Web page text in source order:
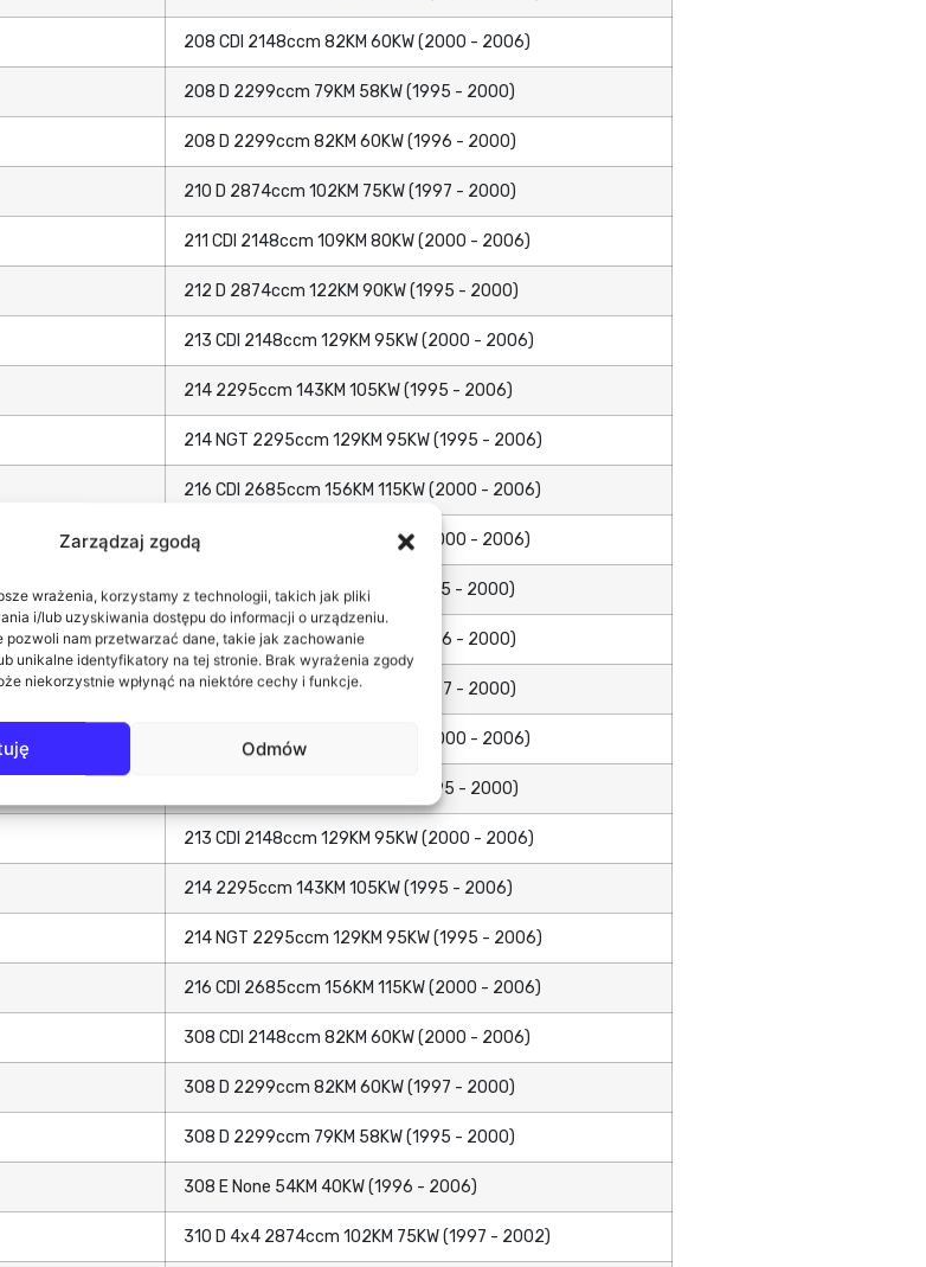
Zarządzaj zgodą
wrażenia, korzystamy z technologii, takich jak pliki
i/lub uzyskiwania dostępu do informacji o urządzeniu.
pozwoli nam przetwarzać dane, takie jak zachowanie
unikalne identyfikatory na tej stronie. Brak wyrażenia zgody
niekorzystnie wpłynąć na niektóre cechy i funkcje.
Odmów
208 CDI 2148ccm 82KM 60KW (2000 - 2006)
208 D 2299ccm 79KM 58KW (1995 - 2000)
208 D 2299ccm 82KM 60KW (1996 - 2000)
210 D 2874ccm 102KM 75KW (1997 - 2000)
211 CDI 2148ccm 109KM 80KW (2000 - 2006)
212 D 2874ccm 122KM 90KW (1995 - 2000)
213 CDI 2148ccm 129KM 95KW (2000 - 2006)
214 2295ccm 143KM 105KW (1995 - 2006)
214 NGT 2295ccm 129KM 95KW (1995 - 2006)
216 CDI 2685ccm 156KM 115KW (2000 - 2006)
208 CDI 2148ccm 82KM 60KW (2000 - 2006)
208 D 2299ccm 79KM 58KW (1995 - 2000)
208 D 2299ccm 82KM 60KW (1996 - 2000)
210 D 2874ccm 102KM 75KW (1997 - 2000)
211 CDI 2148ccm 109KM 80KW (2000 - 2006)
212 D 2874ccm 122KM 90KW (1995 - 2000)
213 CDI 2148ccm 129KM 95KW (2000 - 2006)
214 2295ccm 143KM 105KW (1995 - 2006)
214 NGT 2295ccm 129KM 95KW (1995 - 2006)
216 CDI 2685ccm 156KM 115KW (2000 - 2006)
308 CDI 2148ccm 82KM 60KW (2000 - 2006)
308 D 2299ccm 82KM 60KW (1997 - 2000)
308 D 2299ccm 79KM 58KW (1995 - 2000)
308 E None 54KM 40KW (1996 - 2006)
310 D 4x4 2874ccm 102KM 75KW (1997 - 2002)